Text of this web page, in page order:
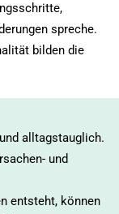
spreche.
bilden die
alltagstauglich.
und
entsteht, können